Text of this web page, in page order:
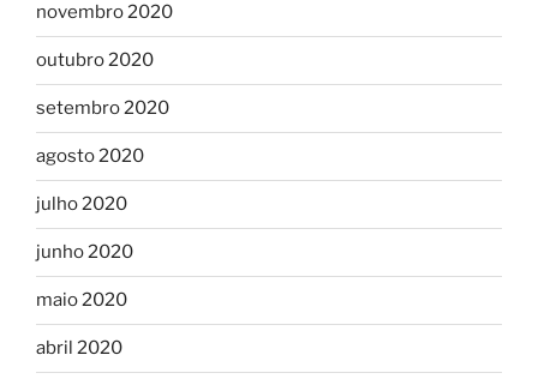
novembro 2020
outubro 2020
setembro 2020
agosto 2020
julho 2020
junho 2020
maio 2020
abril 2020